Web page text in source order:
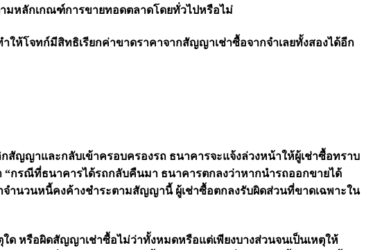
มหลักเกณฑ์การขายทอดตลาดโดยทั่วไปหรือไม่
ห้โจทก์มีสิทธิเรียกค่าขาดราคาจากสัญญาเช่าซื้อจากจำเลยทั้งสองได้อีก
สัญญาและกลับเข้าครอบครองรถ ธนาคารจะแจ้งล่วงหน้าให้ผู้เช่าซื้อทราบ
กรณีที่ธนาคารได้รถกลับคืนมา ธนาคารตกลงว่าหากนำรถออกขายได้
ำนวนหนี้คงค้างชำระตามสัญญานี้ ผู้เช่าซื้อตกลงรับผิดส่วนที่ขาดเฉพาะใน
ด หรือผิดสัญญาเช่าซื้อไม่ว่าทั้งหมดหรือแต่เพียงบางส่วนจนเป็นเหตุให้